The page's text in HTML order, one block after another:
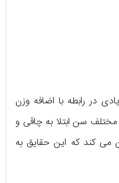
در رابطه با اضافه وزن
سن ابتلا به چاقی و
می کند که این حقایق به